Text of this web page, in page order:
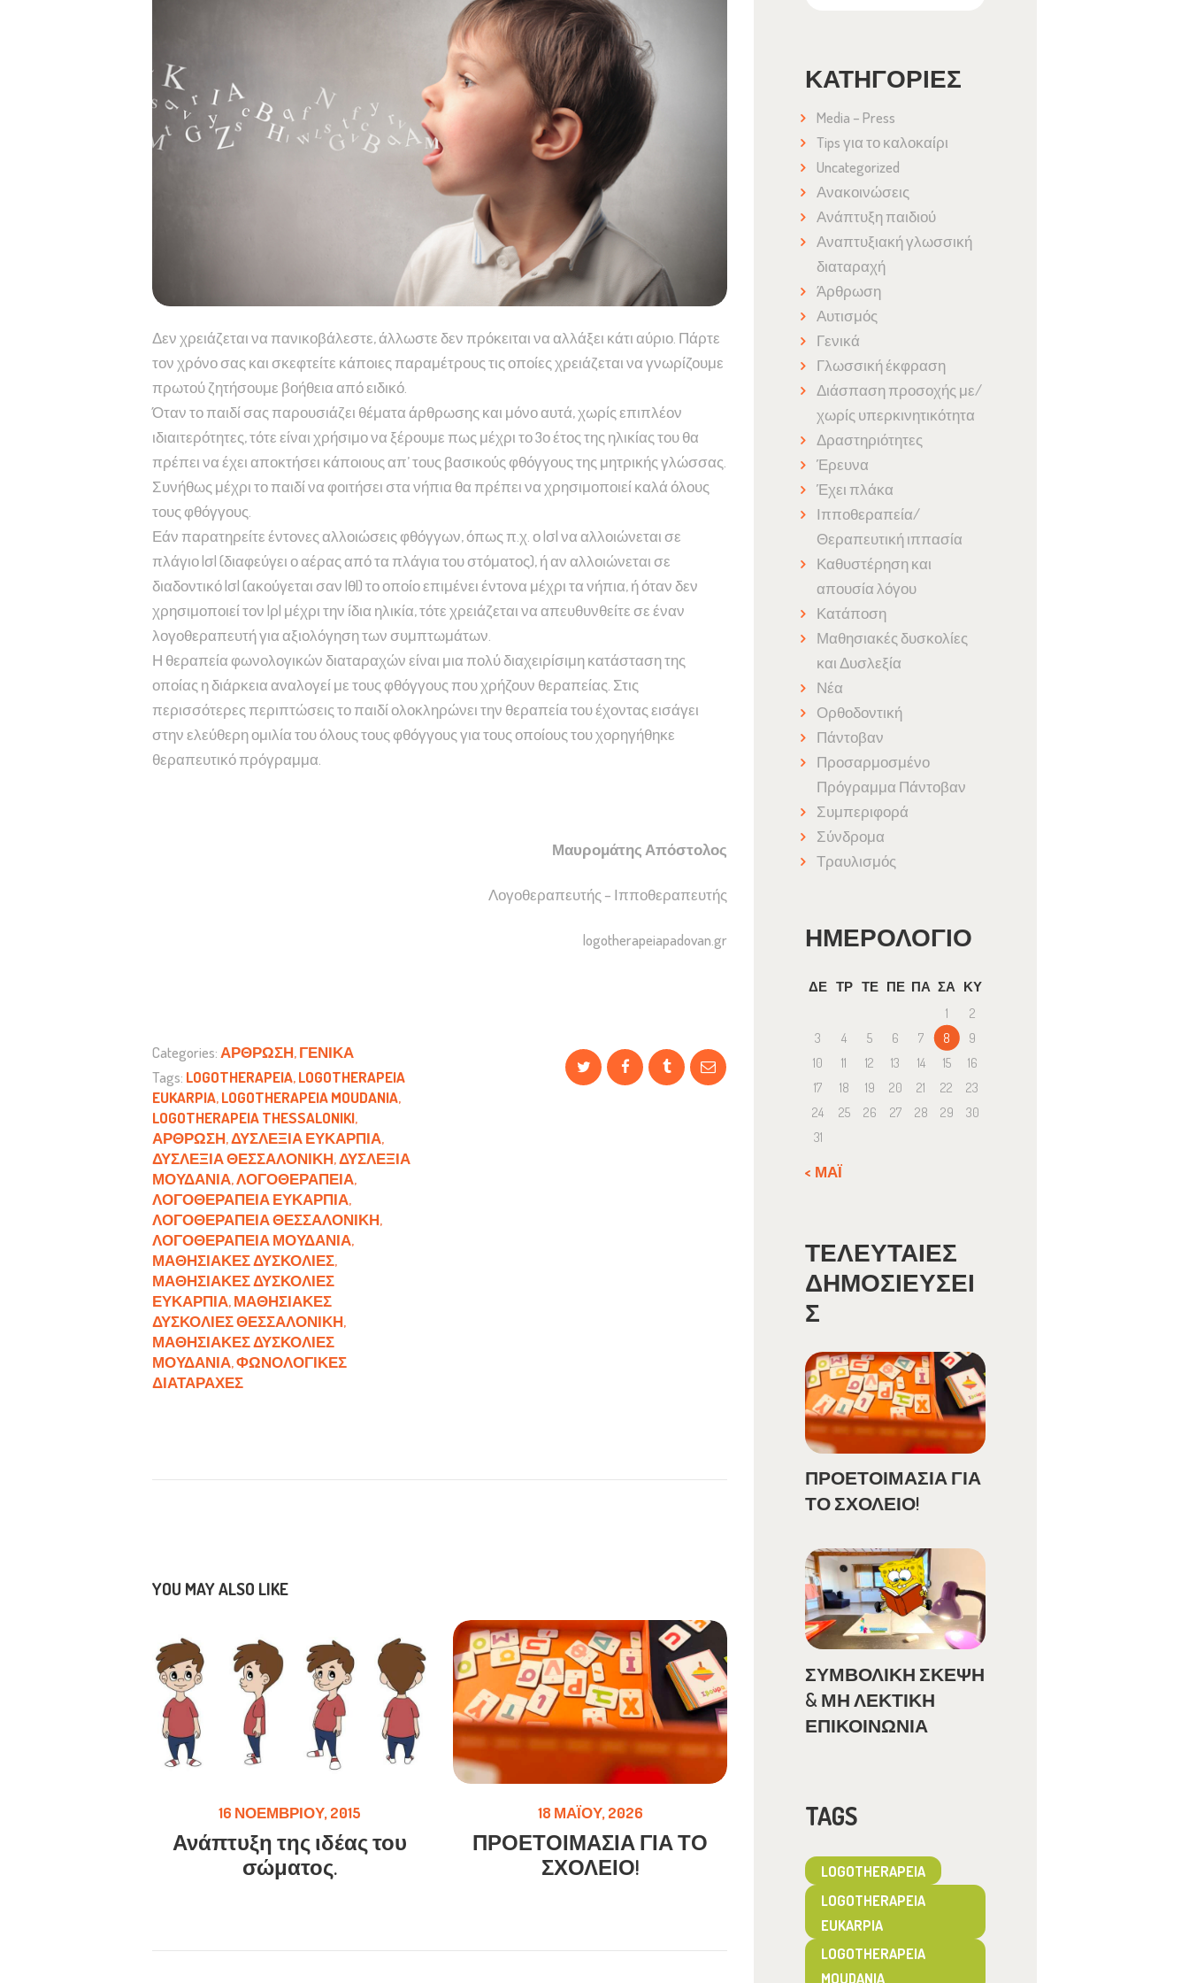
Δεν χρειάζεται να πανικοβάλεστε, άλλωστε δεν πρόκειται να αλλάξει κάτι αύριο. Πάρτε
τον χρόνο σας και σκεφτείτε κάποιες παραμέτρους τις οποίες χρειάζεται να γνωρίζουμε
πρωτού ζητήσουμε βοήθεια από ειδικό.
Όταν το παιδί σας παρουσιάζει θέματα άρθρωσης και μόνο αυτά, χωρίς επιπλέον
ιδιαιτερότητες, τότε είναι χρήσιμο να ξέρουμε πως μέχρι το 3ο έτος της ηλικίας του θα
πρέπει να έχει αποκτήσει κάποιους απ’ τους βασικούς φθόγγους της μητρικής γλώσσας.
Συνήθως μέχρι το παιδί να φοιτήσει στα νήπια θα πρέπει να χρησιμοποιεί καλά όλους
τους φθόγγους.
Εάν παρατηρείτε έντονες αλλοιώσεις φθόγγων, όπως π.χ. ο |σ| να αλλοιώνεται σε
πλάγιο |σ| (διαφεύγει ο αέρας από τα πλάγια του στόματος), ή αν αλλοιώνεται σε
διαδοντικό |σ| (ακούγεται σαν |θ|) το οποίο επιμένει έντονα μέχρι τα νήπια, ή όταν δεν
χρησιμοποιεί τον |ρ| μέχρι την ίδια ηλικία, τότε χρειάζεται να απευθυνθείτε σε έναν
λογοθεραπευτή για αξιολόγηση των συμπτωμάτων.
Η θεραπεία φωνολογικών διαταραχών είναι μια πολύ διαχειρίσιμη κατάσταση της
οποίας η διάρκεια αναλογεί με τους φθόγγους που χρήζουν θεραπείας. Στις
περισσότερες περιπτώσεις το παιδί ολοκληρώνει την θεραπεία του έχοντας εισάγει
στην ελεύθερη ομιλία του όλους τους φθόγγους για τους οποίους του χορηγήθηκε
θεραπευτικό πρόγραμμα.
Μαυρομάτης Απόστολος
Λογοθεραπευτής – Ιπποθεραπευτής
logotherapeiapadovan.gr
Categories: ΆΡΘΡΩΣΗ,ΓΕΝΙΚΆ
Tags: LOGOTHERAPEIA,LOGOTHERAPEIA
EUKARPIA,LOGOTHERAPEIA MOUDANIA,
LOGOTHERAPEIA THESSALONIKI,
ΆΡΘΡΩΣΗ,ΔΥΣΛΕΞΊΑ ΕΥΚΑΡΠΊΑ,
ΔΥΣΛΕΞΊΑ ΘΕΣΣΑΛΟΝΊΚΗ,ΔΥΣΛΕΞΊΑ
ΜΟΥΔΑΝΙΆ,ΛΟΓΟΘΕΡΑΠΕΊΑ,
ΛΟΓΟΘΕΡΑΠΕΊΑ ΕΥΚΑΡΠΊΑ,
ΛΟΓΟΘΕΡΑΠΕΊΑ ΘΕΣΣΑΛΟΝΊΚΗ,
ΛΟΓΟΘΕΡΑΠΕΊΑ ΜΟΥΔΑΝΙΆ,
ΜΑΘΗΣΙΑΚΈΣ ΔΥΣΚΟΛΊΕΣ,
ΜΑΘΗΣΙΑΚΈΣ ΔΥΣΚΟΛΊΕΣ
ΕΥΚΑΡΠΊΑ,ΜΑΘΗΣΙΑΚΈΣ
ΔΥΣΚΟΛΊΕΣ ΘΕΣΣΑΛΟΝΊΚΗ,
ΜΑΘΗΣΙΑΚΈΣ ΔΥΣΚΟΛΊΕΣ
ΜΟΥΔΑΝΙΆ,ΦΩΝΟΛΟΓΙΚΈΣ
ΔΙΑΤΑΡΑΧΈΣ
YOU MAY ALSO LIKE
16 ΝΟΕΜΒΡΊΟΥ, 2015
Ανάπτυξη της ιδέας του
σώματος.
18 ΜΑΪ́ΟΥ, 2026
ΠΡΟΕΤΟΙΜΑΣΙΑ ΓΙΑ ΤΟ
ΣΧΟΛΕΙΟ!
ΚΑΤΗΓΟΡΊΕΣ
Media – Press
Tips για το καλοκαίρι
Uncategorized
Ανακοινώσεις
Ανάπτυξη παιδιού
Αναπτυξιακή γλωσσική
διαταραχή
Άρθρωση
Αυτισμός
Γενικά
Γλωσσική έκφραση
Διάσπαση προσοχής με/
χωρίς υπερκινητικότητα
Δραστηριότητες
Έρευνα
Έχει πλάκα
Ιπποθεραπεία/
Θεραπευτική ιππασία
Καθυστέρηση και
απουσία λόγου
Κατάποση
Μαθησιακές δυσκολίες
και Δυσλεξία
Νέα
Ορθοδοντική
Πάντοβαν
Προσαρμοσμένο
Πρόγραμμα Πάντοβαν
Συμπεριφορά
Σύνδρομα
Τραυλισμός
ΗΜΕΡΟΛΌΓΙΟ
ΔΕ ΤΡ ΤΕ ΠΕ ΠΑ ΣΑ ΚΥ
1
2
3
4 5 6 7 8
9
10
11 12 13 14 15
16
17
18 19 20 21 22
23
24
25 26 27 28 29
30
31
« ΜΆΙ
ΤΕΛΕΥΤΑΊΕΣ
ΔΗΜΟΣΙΕΎΣΕΙ
Σ
ΠΡΟΕΤΟΙΜΑΣΙΑ ΓΙΑ
ΤΟ ΣΧΟΛΕΙΟ!
ΣΥΜΒΟΛΙΚΗ ΣΚΕΨΗ
& ΜΗ ΛΕΚΤΙΚΗ
ΕΠΙΚΟΙΝΩΝΙΑ
TAGS
LOGOTHERAPEIA
LOGOTHERAPEIA
EUKARPIA
LOGOTHERAPEIA
MOUDANIA